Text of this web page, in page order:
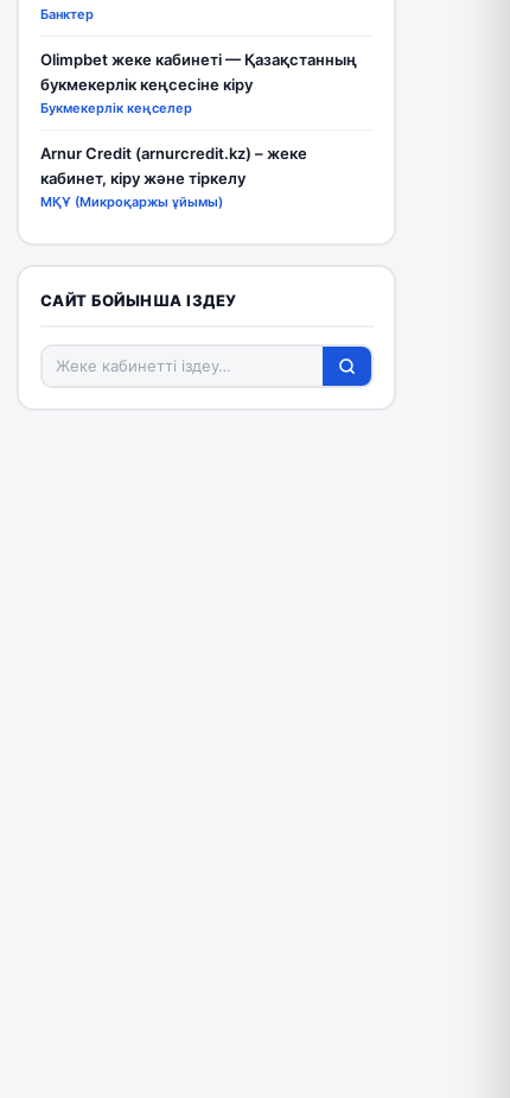
Банктер
Olimpbet жеке кабинеті — Қазақстанның
букмекерлік кеңсесіне кіру
Букмекерлік кеңселер
Arnur Credit (arnurcredit.kz) – жеке
кабинет, кіру және тіркелу
МҚҰ (Микроқаржы ұйымы)
САЙТ БОЙЫНША ІЗДЕУ